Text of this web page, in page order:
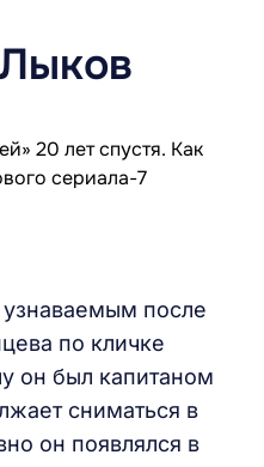
после
по кличке
он был капитаном
сниматься в
он появлялся в